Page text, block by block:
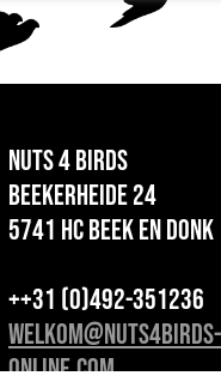
NUTS 4 BIRDS
Beekerheide 24
5741 HC Beek en Donk
++31 (0)492-351236
welkom@nuts4birds-
online.com